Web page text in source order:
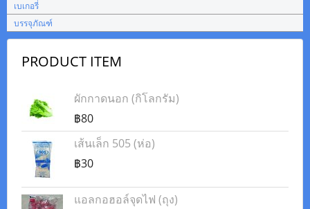
เบเกอรี่
บรรจุภัณฑ์
PRODUCT ITEM
ผักกาดนอก (กิโลกรัม)
฿80
เส้นเล็ก 505 (ห่อ)
฿30
แอลกอฮอล์จุดไฟ (ถุง)